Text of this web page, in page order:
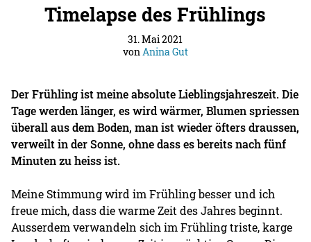
Timelapse des Frühlings
31. Mai 2021
vonAnina Gut
Der Frühling ist meine absolute Lieblingsjahreszeit. Die
Tage werden länger, es wird wärmer, Blumen spriessen
überall aus dem Boden, man ist wieder öfters draussen,
verweilt in der Sonne, ohne dass es bereits nach fünf
Minuten zu heiss ist.
Meine Stimmung wird im Frühling besser und ich
freue mich, dass die warme Zeit des Jahres beginnt.
Ausserdem verwandeln sich im Frühling triste, karge